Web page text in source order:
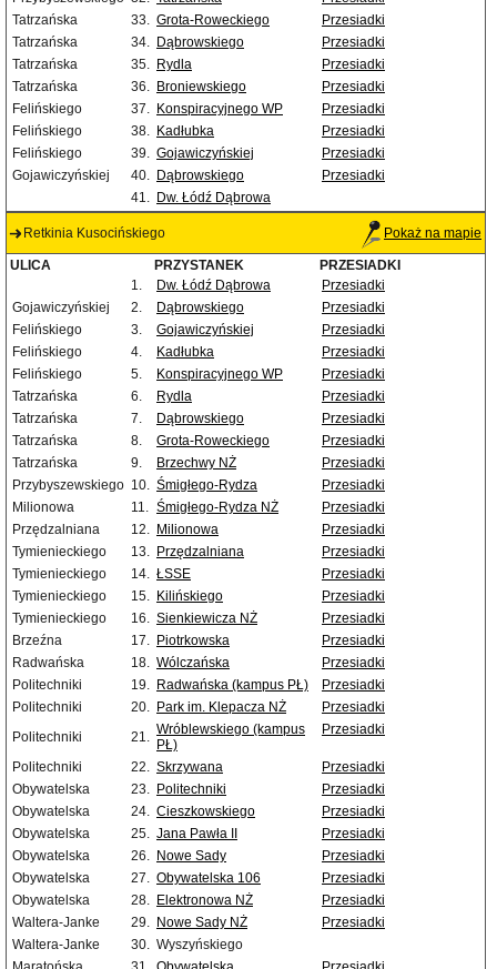
Tatrzańska
33. Grota-Roweckiego
Przesiadki
Tatrzańska
34. Dąbrowskiego
Przesiadki
Tatrzańska
35. Rydla
Przesiadki
Tatrzańska
36. Broniewskiego
Przesiadki
Felińskiego
37. Konspiracyjnego WP
Przesiadki
Felińskiego
38. Kadłubka
Przesiadki
Felińskiego
39. Gojawiczyńskiej
Przesiadki
Gojawiczyńskiej
40. Dąbrowskiego
Przesiadki
41. Dw. Łódź Dąbrowa
Retkinia Kusocińskiego Pokaż na mapie
ULICA PRZYSTANEK
PRZESIADKI
1.
Dw. Łódź Dąbrowa
Przesiadki
Gojawiczyńskiej
2. Dąbrowskiego
Przesiadki
Felińskiego
3. Gojawiczyńskiej
Przesiadki
Felińskiego
4. Kadłubka
Przesiadki
Felińskiego
5. Konspiracyjnego WP
Przesiadki
Tatrzańska
6. Rydla
Przesiadki
Tatrzańska
7. Dąbrowskiego
Przesiadki
Tatrzańska
8. Grota-Roweckiego
Przesiadki
Tatrzańska
9. Brzechwy NŻ
Przesiadki
Przybyszewskiego 10. Śmigłego-Rydza
Przesiadki
Milionowa
11. Śmigłego-Rydza NŻ
Przesiadki
Przędzalniana
12. Milionowa
Przesiadki
Tymienieckiego
13. Przędzalniana
Przesiadki
Tymienieckiego
14. ŁSSE
Przesiadki
Tymienieckiego
15. Kilińskiego
Przesiadki
Tymienieckiego
16. Sienkiewicza NŻ
Przesiadki
Brzeźna
17. Piotrkowska
Przesiadki
Radwańska
18. Wólczańska
Przesiadki
Politechniki
19. Radwańska (kampus PŁ)
Przesiadki
Politechniki
20. Park im. Klepacza NŻ
Przesiadki
Politechniki
21. Wróblewskiego (kampus
PŁ)
Przesiadki
Politechniki 22. Skrzywana
Przesiadki
Obywatelska
23. Politechniki
Przesiadki
Obywatelska
24. Cieszkowskiego
Przesiadki
Obywatelska
25. Jana Pawła II
Przesiadki
Obywatelska
26. Nowe Sady
Przesiadki
Obywatelska
27. Obywatelska 106
Przesiadki
Obywatelska
28. Elektronowa NŻ
Przesiadki
Waltera-Janke
29. Nowe Sady NŻ
Przesiadki
Waltera-Janke
30. Wyszyńskiego